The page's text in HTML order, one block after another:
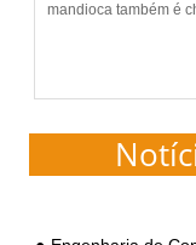
mandioca também é
acinzentado. Farinha
diferente de estrela